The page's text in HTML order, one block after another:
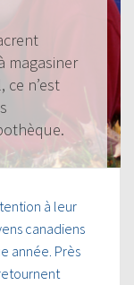
magasiner
n’est
à leur
canadiens
année. Près